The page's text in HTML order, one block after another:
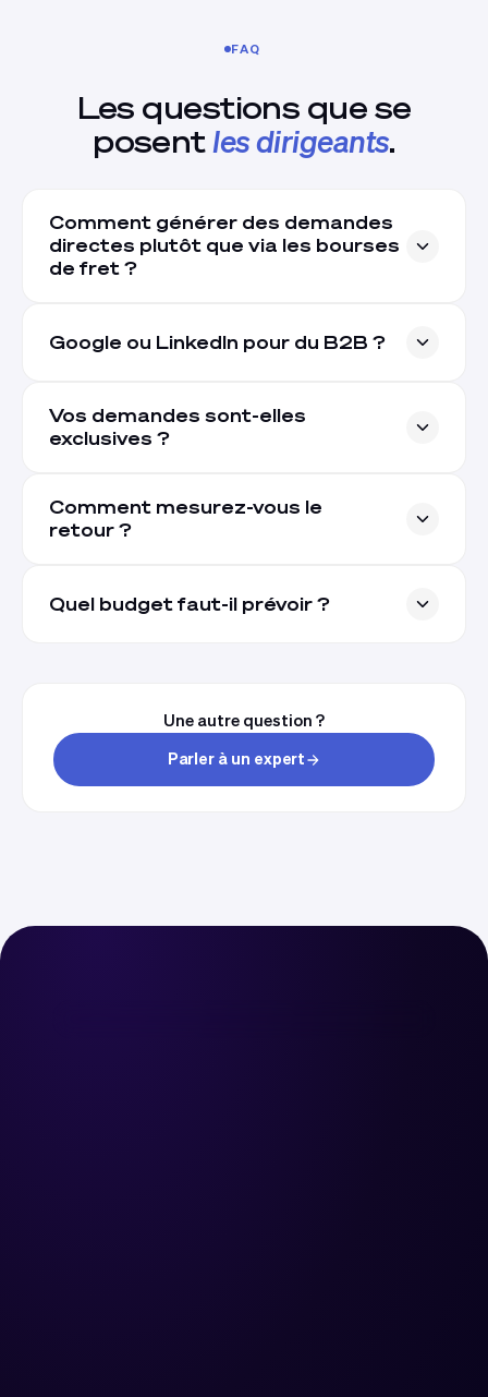
FAQ
Les questions que se
posent les dirigeants.
Comment générer des demandes
directes plutôt que via les bourses
de fret ?
Google ou LinkedIn pour du B2B ?
Vos demandes sont-elles
exclusives ?
Comment mesurez-vous le
retour ?
Quel budget faut-il prévoir ?
Une autre question ?
Parler à un expert